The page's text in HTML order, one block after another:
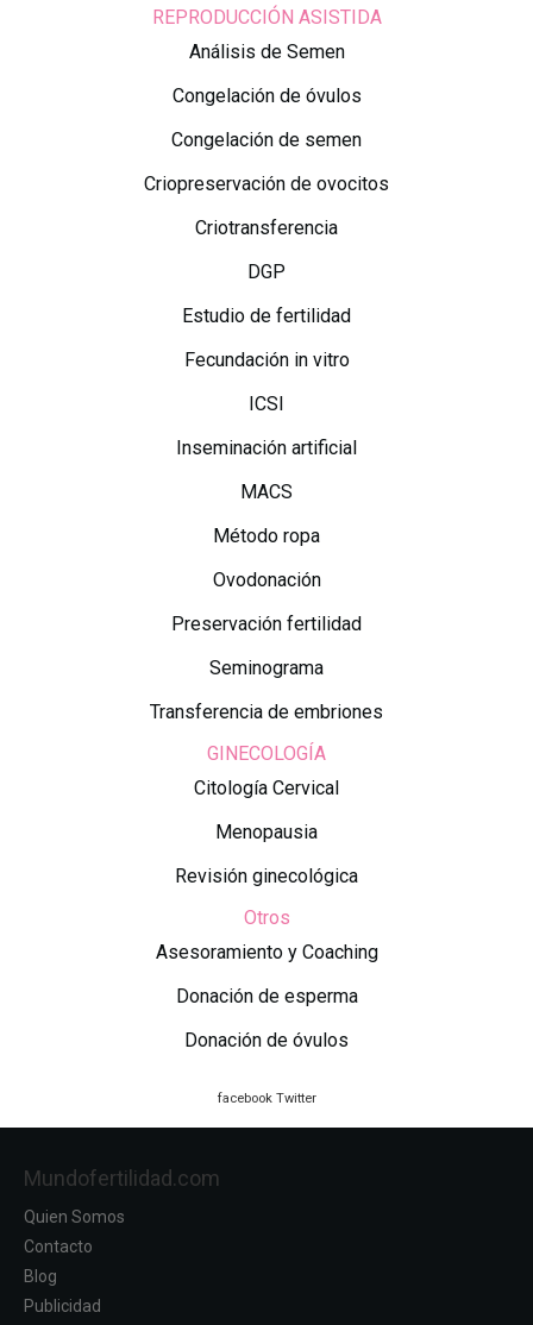
REPRODUCCIÓN ASISTIDA
Análisis de Semen
Congelación de óvulos
Congelación de semen
Criopreservación de ovocitos
Criotransferencia
DGP
Estudio de fertilidad
Fecundación in vitro
ICSI
Inseminación artificial
MACS
Método ropa
Ovodonación
Preservación fertilidad
Seminograma
Transferencia de embriones
GINECOLOGÍA
Citología Cervical
Menopausia
Revisión ginecológica
Otros
Asesoramiento y Coaching
Donación de esperma
Donación de óvulos
facebook Twitter
Mundofertilidad.com
Quien Somos
Contacto
Blog
Publicidad